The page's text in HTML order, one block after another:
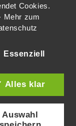
Cookies.
zum
Essenziell
Alles klar
Auswahl